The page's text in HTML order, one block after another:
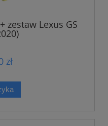
zestaw Lexus GS
zł